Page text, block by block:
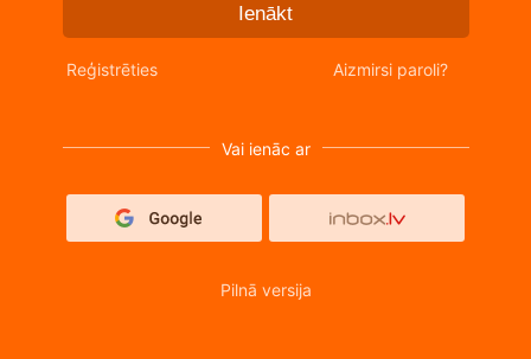
Ienākt
Reģistrēties Aizmirsi paroli?
Vai ienāc ar
Pilnā versija